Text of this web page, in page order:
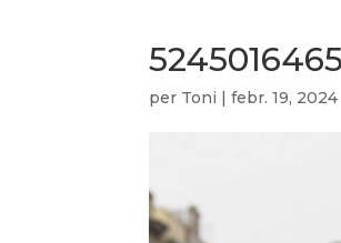
per Toni |febr. 19, 2024